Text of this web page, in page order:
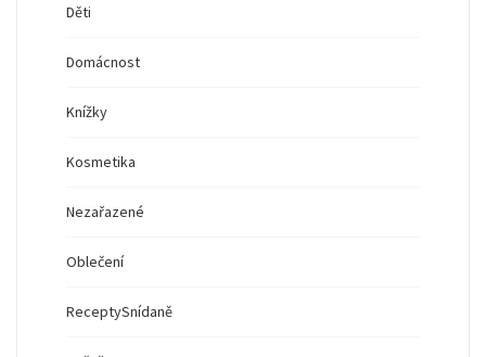
Děti
Domácnost
Knížky
Kosmetika
Nezařazené
Oblečení
ReceptySnídaně